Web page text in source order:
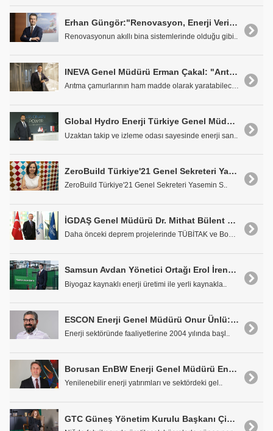
Erhan Güngör:"Renovasyon, Enerji Verimliliğine Yönelik Yeni İmkanlar Sunuyor"
Renovasyonun akıllı bina sistemlerinde olduğu gibi..
INEVA Genel Müdürü Erman Çakal: "Arıtma Çamurları Önemli Seviyede Enerji Potansiyeline Sahip"
Arıtma çamurlarının ham madde olarak yaratabileceğ..
Global Hydro Enerji Türkiye Genel Müdürü Erdinç Seven: "Enerji Santrallerinin En Verimli Şekilde Çalışmasını Hedefliyoruz"
Uzaktan takip ve izleme odası sayesinde enerji san..
ZeroBuild Türkiye'21 Genel Sekreteri Yasemin Somuncu: "Sıfır Enerji Binalar Her Yönüyle ZeroBuild Türkiye'21'de Ele Alınacak"
ZeroBuild Türkiye'21 Genel Sekreteri Yasemin S..
İGDAŞ Genel Müdürü Dr. Mithat Bülent Özmen: 'Deprem Farkındalık Projesi ile İstanbulluları Bilinçlendiriyoruz'
Daha önceki deprem projelerinde TÜBİTAK ve Boğaziç..
Samsun Avdan Yönetici Ortağı Erol İren: "Biyogaz ile Bağımsız Bir Enerji Ekonomisi Yaratılabilir"
Biyogaz kaynaklı enerji üretimi ile yerli kaynakla..
ESCON Enerji Genel Müdürü Onur Ünlü:'Trijenerasyon Sistemleri ile Yüzde 95 Oranında Verimlilik Elde Etmek Mümkün"
Enerji sektöründe faaliyetlerine 2004 yılında başl..
Borusan EnBW Enerji Genel Müdürü Enis Amasyalı: "İki Büyük Rüzgar Enerji Santrali Yatırımımızı Tamamlıyoruz"
Yenilenebilir enerji yatırımları ve sektördeki gel..
GTC Güneş Yönetim Kurulu Başkanı Çiğdem Besen: 'Çift Taraflı Cam Paneller Yüzde 6 Oranında Daha Verimli'